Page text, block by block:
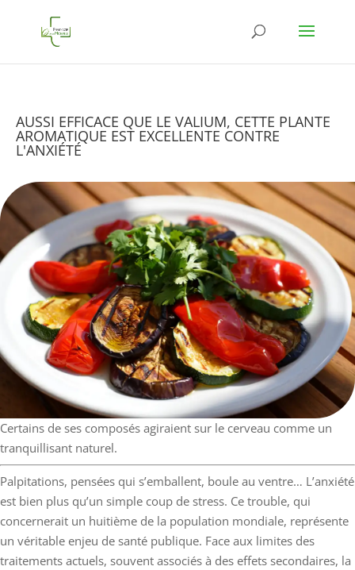
AUSSI EFFICACE QUE LE VALIUM, CETTE PLANTE
AROMATIQUE EST EXCELLENTE CONTRE
L'ANXIÉTÉ
Certains de ses composés agiraient sur le cerveau comme un
tranquillisant naturel.
Palpitations, pensées qui s’emballent, boule au ventre… L’anxiété
est bien plus qu’un simple coup de stress. Ce trouble, qui
concernerait un huitième de la population mondiale, représente
un véritable enjeu de santé publique. Face aux limites des
traitements actuels, souvent associés à des effets secondaires, la